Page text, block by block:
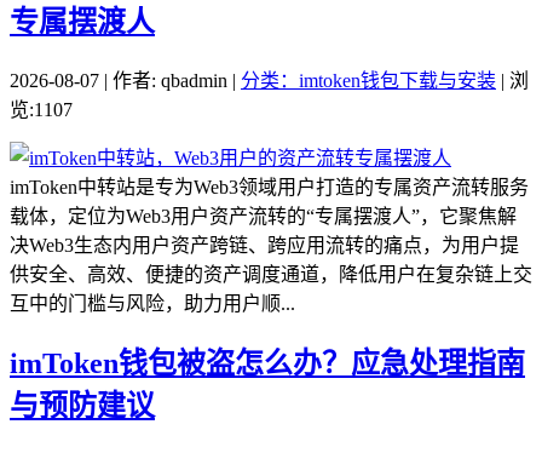
专属摆渡人
2026-08-07 | 作者: qbadmin | 分类：imtoken钱包下载与安装 | 浏
览:1107
imToken中转站是专为Web3领域用户打造的专属资产流转服务
载体，定位为Web3用户资产流转的“专属摆渡人”，它聚焦解
决Web3生态内用户资产跨链、跨应用流转的痛点，为用户提
供安全、高效、便捷的资产调度通道，降低用户在复杂链上交
互中的门槛与风险，助力用户顺...
imToken钱包被盗怎么办？应急处理指南
与预防建议